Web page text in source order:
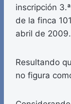
inscripción
de la finca
abril de 2009.
Resultando
no figura